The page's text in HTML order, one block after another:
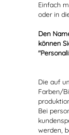
Einfach
oder in
Den
können
Die auf
Farben/
Bei
werden,